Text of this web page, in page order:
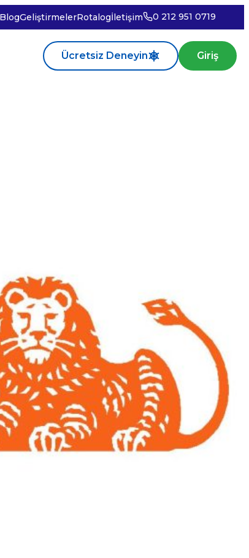
BlogGeliştirmelerRotalogİletişim 0 212 951 0719
Ücretsiz Deneyin Giriş